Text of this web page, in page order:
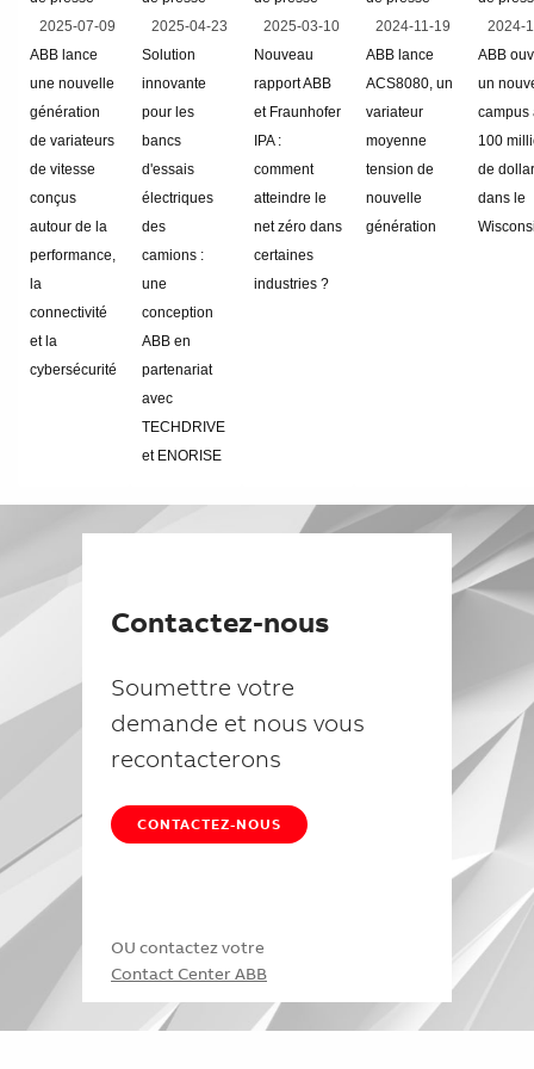
Products
Shopping list preview
2025-07-09
ABB lance
une nouvelle
génération
de variateurs
de vitesse
conçus
autour de la
performance,
la
connectivité
et la
cybersécurité
2025-04-23
Solution
innovante
pour les
bancs
d'essais
électriques
des
camions :
une
conception
ABB en
partenariat
avec
TECHDRIVE
et ENORISE
2025-03-10
Nouveau
rapport ABB
et Fraunhofer
IPA :
comment
atteindre le
net zéro dans
certaines
industries ?
2024-11-19
ABB lance
ACS8080, un
variateur
moyenne
tension de
nouvelle
génération
2024-
ABB
un
campus
100
de
dans le
Contactez-nous
Soumettre votre
demande et nous vous
recontacterons
CONTACTEZ-NOUS
OU contactez votre
Contact Center ABB